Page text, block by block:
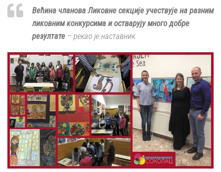
Већина чланова Ликовне секције учествује на разним
ликовним конкурсима и остварују много добре
резултате – рекао је наставник.